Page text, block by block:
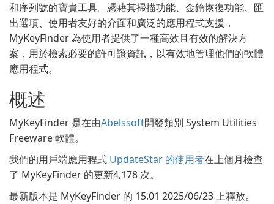
和序列號的寶貴工具。憑藉其掃描功能、金鑰恢復功能、匯
出選項、使用者友好的介面和廣泛的應用程式支援，
MyKeyFinder 為使用者提供了一種高效且有效的解決方
案，用於檢索必要的許可證資訊，以有效地管理他們的軟體
應用程式。
概述
MyKeyFinder 是在由Abelssoft開發類別 System Utilities
Freeware 軟體。
我們的用戶端應用程式 UpdateStar 的使用者在上個月檢查
了 MyKeyFinder 的更新4,178 次。
最新版本是 MyKeyFinder 的 15.01 2025/06/23 上釋放。